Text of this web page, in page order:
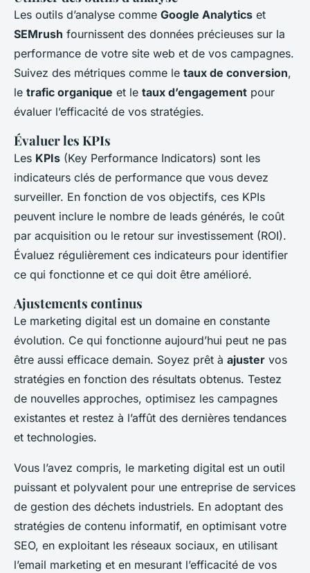
Les outils d’analyse comme Google Analytics et
SEMrush fournissent des données précieuses sur la
performance de votre site web et de vos campagnes.
Suivez des métriques comme le taux de conversion,
le trafic organique et le taux d’engagement pour
évaluer l’efficacité de vos stratégies.
Évaluer les KPIs
Les KPIs (Key Performance Indicators) sont les
indicateurs clés de performance que vous devez
surveiller. En fonction de vos objectifs, ces KPIs
peuvent inclure le nombre de leads générés, le coût
par acquisition ou le retour sur investissement (ROI).
Évaluez régulièrement ces indicateurs pour identifier
ce qui fonctionne et ce qui doit être amélioré.
Ajustements continus
Le marketing digital est un domaine en constante
évolution. Ce qui fonctionne aujourd’hui peut ne pas
être aussi efficace demain. Soyez prêt à ajuster vos
stratégies en fonction des résultats obtenus. Testez
de nouvelles approches, optimisez les campagnes
existantes et restez à l’affût des dernières tendances
et technologies.
Vous l’avez compris, le marketing digital est un outil
puissant et polyvalent pour une entreprise de services
de gestion des déchets industriels. En adoptant des
stratégies de contenu informatif, en optimisant votre
SEO, en exploitant les réseaux sociaux, en utilisant
l’email marketing et en mesurant l’efficacité de vos